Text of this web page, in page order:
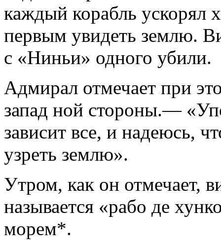
каждый корабль ускорял
первым увидеть землю.
с «Ниньи» одного убили.
Адмирал отмечает при
запад ной стороны.—
зависит все, и надеюсь,
узреть землю».
Утром, как он отмечает,
называется «рабо де
морем*.